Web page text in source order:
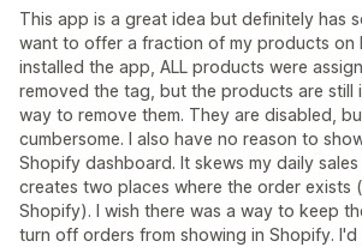
This app is a great idea but definitely has
want to offer a fraction of my products on
installed the app, ALL products were
removed the tag, but the products are still
way to remove them. They are disabled,
cumbersome. I also have no reason to
Shopify dashboard. It skews my daily sales
creates two places where the order exists
Shopify). I wish there was a way to keep
turn off orders from showing in Shopify.